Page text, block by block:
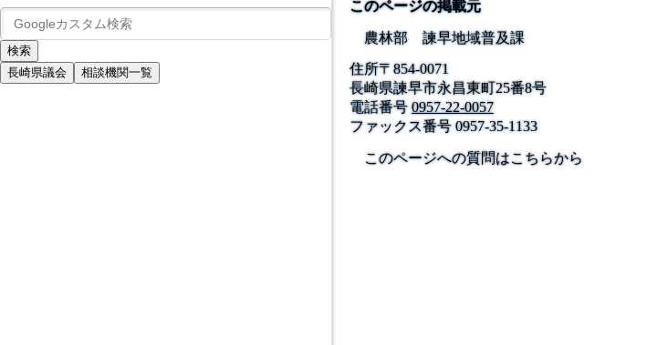
長崎県議会 相談機関一覧
このページの掲載元
農林部 諫早地域普及課
住所〒854-0071
長崎県諫早市永昌東町25番8号
電話番号 0957-22-0057
ファックス番号0957-35-1133
このページへの質問はこちらから
公式SNS
このサイトについて
長崎県庁